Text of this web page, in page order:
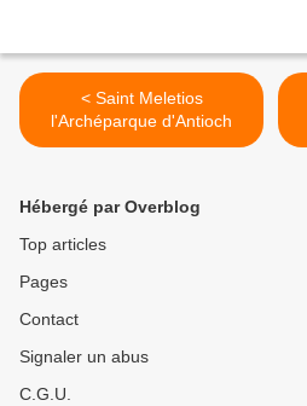
< Saint Meletios
l'Archéparque d'Antioch
Hébergé par Overblog
Top articles
Pages
Contact
Signaler un abus
C.G.U.